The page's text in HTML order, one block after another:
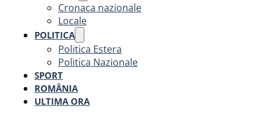
Cronaca nazionale
Locale
POLITICA
Politica Estera
Politica Nazionale
SPORT
ROMÂNIA
ULTIMA ORA